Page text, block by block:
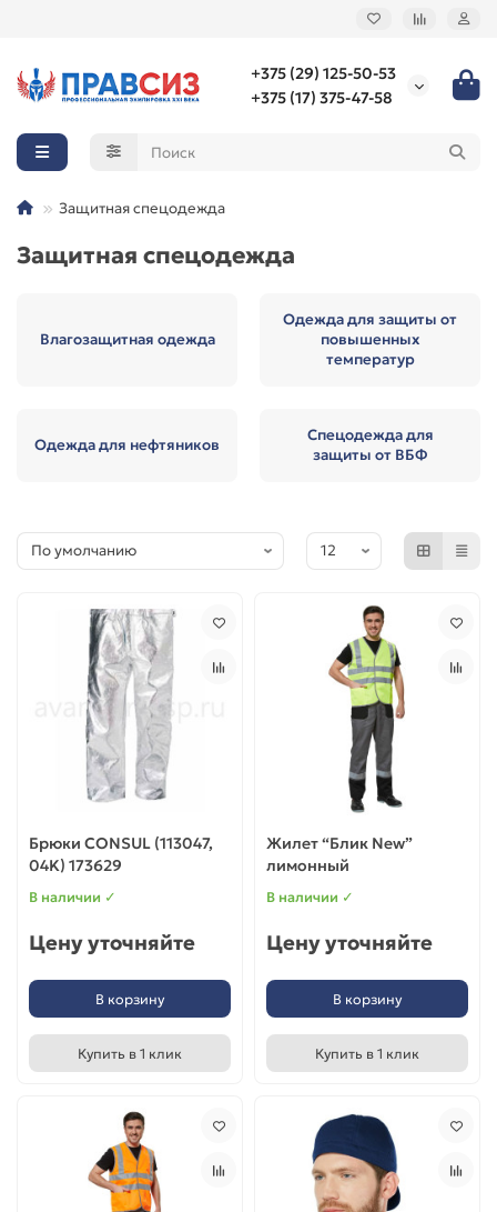
+375 (29) 125-50-53
+375 (17) 375-47-58
Защитная спецодежда
Защитная спецодежда
Влагозащитная одежда
Одежда для защиты от
повышенных
температур
Одежда для нефтяников
Спецодежда для
защиты от ВБФ
Брюки CONSUL (113047,
04K) 173629
В наличии ✓
Цену уточняйте
В корзину
Купить в 1 клик
Жилет “Блик New”
лимонный
В наличии ✓
Цену уточняйте
В корзину
Купить в 1 клик